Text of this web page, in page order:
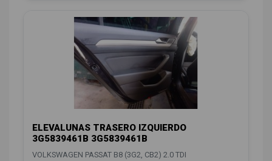
ELEVALUNAS TRASERO IZQUIERDO
3G5839461B 3G5839461B
VOLKSWAGEN PASSAT B8 (3G2, CB2) 2.0 TDI